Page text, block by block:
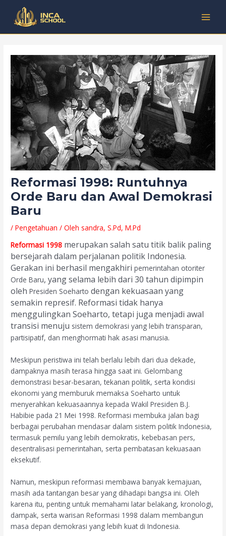
konten
Reformasi 1998: Runtuhnya
Orde Baru dan Awal Demokrasi
Baru
/Pengetahuan / Oleh sandra, S.Pd, M.Pd
Reformasi 1998 merupakan salah satu titik balik paling
bersejarah dalam perjalanan politik Indonesia.
Gerakan ini berhasil mengakhiripemerintahan otoriter
Orde Baru, yang selama lebih dari 30 tahun dipimpin
olehPresiden Soeharto dengan kekuasaan yang
semakin represif. Reformasi tidak hanya
menggulingkan Soeharto, tetapi juga menjadi awal
transisi menuju sistem demokrasi yang lebih transparan,
partisipatif, dan menghormati hak asasi manusia.
Meskipun peristiwa ini telah berlalu lebih dari dua dekade,
dampaknya masih terasa hingga saat ini. Gelombang
demonstrasi besar-besaran, tekanan politik, serta kondisi
ekonomi yang memburuk memaksa Soeharto untuk
menyerahkan kekuasaannya kepada Wakil Presiden B.J.
Habibie pada 21 Mei 1998. Reformasi membuka jalan bagi
berbagai perubahan mendasar dalam sistem politik Indonesia,
termasuk pemilu yang lebih demokratis, kebebasan pers,
desentralisasi pemerintahan, serta pembatasan kekuasaan
eksekutif.
Namun, meskipun reformasi membawa banyak kemajuan,
masih ada tantangan besar yang dihadapi bangsa ini. Oleh
karena itu, penting untuk memahami latar belakang, kronologi,
dampak, serta warisan Reformasi 1998 dalam membangun
masa depan demokrasi yang lebih kuat di Indonesia.
navigation
Kategori